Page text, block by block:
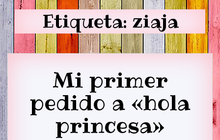
Etiqueta: ziaja
Mi primer
pedido a «hola
princesa»